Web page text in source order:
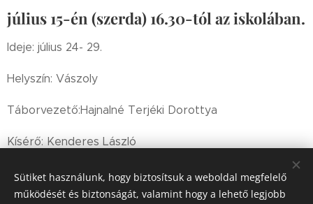
július 15-én (szerda) 16.30-tól az iskolában.
Ideje: július 24- 29.
Helyszín: Vászoly
Táborvezető:Hajnalné Terjéki Dorottya
Kísérő: Kenderes László
Sütiket használunk, hogy biztosítsuk a weboldal megfelelő
működését és biztonságát, valamint hogy a lehető legjobb